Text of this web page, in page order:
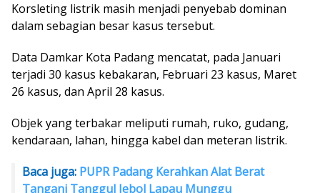
Korsleting listrik masih menjadi penyebab dominan
dalam sebagian besar kasus tersebut.
Data Damkar Kota Padang mencatat, pada Januari
terjadi 30 kasus kebakaran, Februari 23 kasus, Maret
26 kasus, dan April 28 kasus.
Objek yang terbakar meliputi rumah, ruko, gudang,
kendaraan, lahan, hingga kabel dan meteran listrik.
Baca juga: PUPR Padang Kerahkan Alat Berat
Tangani Tanggul Jebol Lapau Munggu